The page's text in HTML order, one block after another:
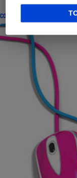
CONSEILS